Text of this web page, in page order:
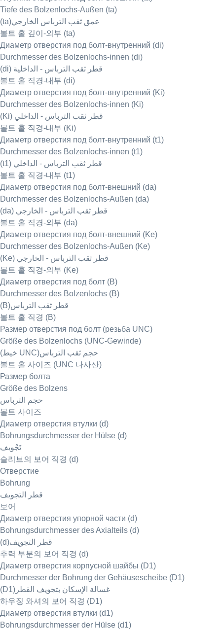
Tiefe des Bolzenlochs-Außen (ta)
(ta)عمق ثقب الترباس الخارجي
볼트 홀 깊이-외부 (ta)
Диаметр отверстия под болт-внутренний (di)
Durchmesser des Bolzenlochs-innen (di)
(di) قطر ثقب الترباس - الداخلية
볼트 홀 직경-내부 (di)
Диаметр отверстия под болт-внутренний (Ki)
Durchmesser des Bolzenlochs-innen (Ki)
(Ki) قطر ثقب الترباس - الداخلي
볼트 홀 직경-내부 (Ki)
Диаметр отверстия под болт-внутренний (t1)
Durchmesser des Bolzenlochs-innen (t1)
(t1) قطر ثقب الترباس - الداخلي
볼트 홀 직경-내부 (t1)
Диаметр отверстия под болт-внешний (da)
Durchmesser des Bolzenlochs-Außen (da)
(da) قطر ثقب الترباس - الخارجي
볼트 홀 직경-외부 (da)
Диаметр отверстия под болт-внешний (Ke)
Durchmesser des Bolzenlochs-Außen (Ke)
(Ke) قطر ثقب الترباس - الخارجي
볼트 홀 직경-외부 (Ke)
Диаметр отверстия под болт (B)
Durchmesser des Bolzenlochs (B)
(B)قطر ثقب الترباس
볼트 홀 직경 (B)
Размер отверстия под болт (резьба UNC)
Größe des Bolzenlochs (UNC-Gewinde)
(خيط UNC)حجم ثقب الترباس
볼트 홀 사이즈 (UNC 나사산)
Размер болта
Größe des Bolzens
حجم الترباس
볼트 사이즈
Диаметр отверстия втулки (d)
Bohrungsdurchmesser der Hülse (d)
تَجْويف
슬리브의 보어 직경 (d)
Отверстие
Bohrung
قطر التجويف
보어
Диаметр отверстия упорной части (d)
Bohrungsdurchmesser des Axialteils (d)
(d)قطر التجويف
추력 부분의 보어 직경 (d)
Диаметр отверстия корпусной шайбы (D1)
Durchmesser der Bohrung der Gehäusescheibe (D1)
(D1)غسالة الإسكان بتجويف القطر
하우징 와셔의 보어 직경 (D1)
Диаметр отверстия втулки (d1)
Bohrungsdurchmesser der Hülse (d1)